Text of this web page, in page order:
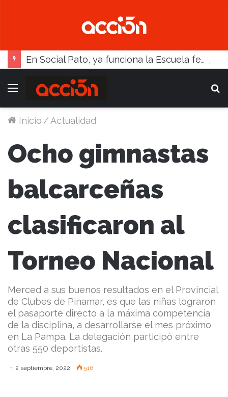
En Social Pato, ya funciona la Escuela femenina de paleta
Menú
Inicio /Actualidad
Ocho gimnastas
balcarceñas
clasificaron al
Torneo Nacional
Merced a sus buenos resultados en el Provincial
de Clubes de Pinamar, es que las niñas lograron
el pasaporte directo a la máxima competencia
de la disciplina, a desarrollarse el mes próximo
en La Pampa. La delegación participó entre
otras 550 deportistas.
2 septiembre, 2022 516